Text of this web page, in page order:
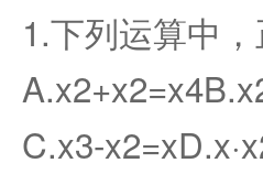
1.下列运算中，
C.x3-